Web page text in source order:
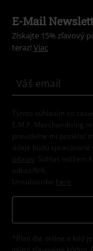
E-Mail
Získajte 15% zľavový
teraz! Viac
Týmto súhlasím so
E.M.P. Merchandising
pravidelne mi posielať
údaje budú spracované
údajov
. Súhlas
odkaz/link.
Unsubscribe here
*Platí iba online a kód